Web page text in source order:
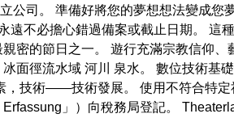
司。 準備好將您的夢想想法變成您
不必擔心錯過備案或截止日期。 這
密的節日之一。 遊行充滿宗教信仰
面徑流水域 河川 泉水。 數位技術基
術——技術發展。 使用不符合特定
」）向稅務局登記。